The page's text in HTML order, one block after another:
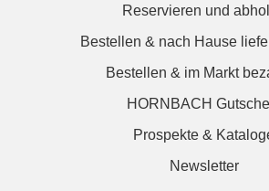
Reservieren und
Bestellen & nach Hause
Bestellen & im Markt
HORNBACH
Prospekte &
Newsletter